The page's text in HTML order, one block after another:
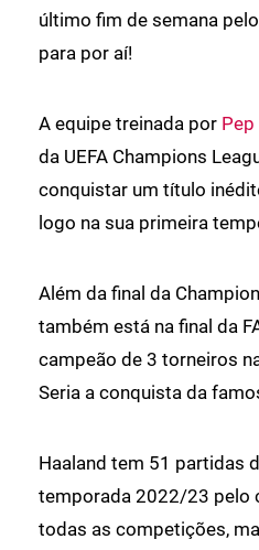
último fim de semana pelo
para por aí!
A equipe treinada por
da UEFA Champions
conquistar um título
logo na sua primeira
Além da final da
também está na final da
campeão de 3 torneiros
Seria a conquista da
Haaland tem 51 partidas
temporada 2022/23 pelo
todas as competições,